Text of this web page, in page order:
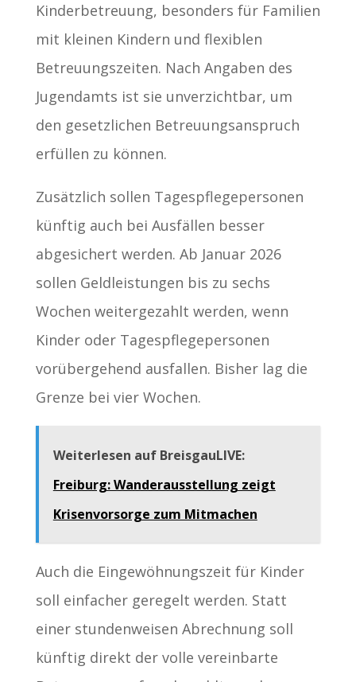
Kinderbetreuung, besonders für Familien
mit kleinen Kindern und flexiblen
Betreuungszeiten. Nach Angaben des
Jugendamts ist sie unverzichtbar, um
den gesetzlichen Betreuungsanspruch
erfüllen zu können.
Zusätzlich sollen Tagespflegepersonen
künftig auch bei Ausfällen besser
abgesichert werden. Ab Januar 2026
sollen Geldleistungen bis zu sechs
Wochen weitergezahlt werden, wenn
Kinder oder Tagespflegepersonen
vorübergehend ausfallen. Bisher lag die
Grenze bei vier Wochen.
Weiterlesen auf BreisgauLIVE:
Freiburg: Wanderausstellung zeigt
Krisenvorsorge zum Mitmachen
Auch die Eingewöhnungszeit für Kinder
soll einfacher geregelt werden. Statt
einer stundenweisen Abrechnung soll
künftig direkt der volle vereinbarte